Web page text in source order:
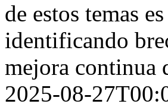
de estos temas
identificando
mejora continua
2025-08-